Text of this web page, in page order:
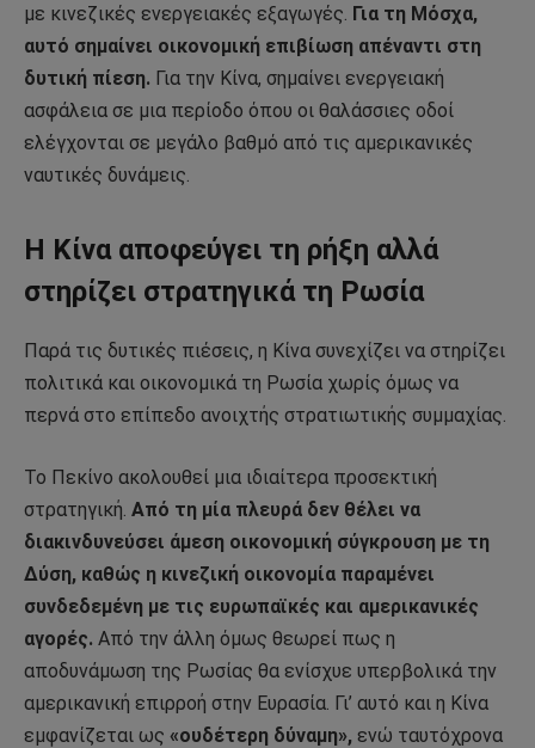
με κινεζικές ενεργειακές εξαγωγές. Για τη Μόσχα,
αυτό σημαίνει οικονομική επιβίωση απέναντι στη
δυτική πίεση. Για την Κίνα, σημαίνει ενεργειακή
ασφάλεια σε μια περίοδο όπου οι θαλάσσιες οδοί
ελέγχονται σε μεγάλο βαθμό από τις αμερικανικές
ναυτικές δυνάμεις.
Η Κίνα αποφεύγει τη ρήξη αλλά
στηρίζει στρατηγικά τη Ρωσία
Παρά τις δυτικές πιέσεις, η Κίνα συνεχίζει να στηρίζει
πολιτικά και οικονομικά τη Ρωσία χωρίς όμως να
περνά στο επίπεδο ανοιχτής στρατιωτικής συμμαχίας.
Το Πεκίνο ακολουθεί μια ιδιαίτερα προσεκτική
στρατηγική. Από τη μία πλευρά δεν θέλει να
διακινδυνεύσει άμεση οικονομική σύγκρουση με τη
Δύση, καθώς η κινεζική οικονομία παραμένει
συνδεδεμένη με τις ευρωπαϊκές και αμερικανικές
αγορές. Από την άλλη όμως θεωρεί πως η
αποδυνάμωση της Ρωσίας θα ενίσχυε υπερβολικά την
αμερικανική επιρροή στην Ευρασία. Γι’ αυτό και η Κίνα
εμφανίζεται ως «ουδέτερη δύναμη», ενώ ταυτόχρονα